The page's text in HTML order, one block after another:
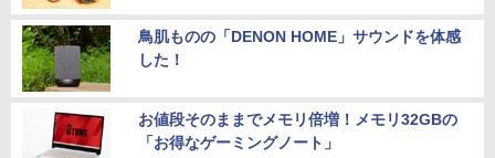
鳥肌ものの「DENON HOME」サウンドを体感
した！
お値段そのままでメモリ倍増！メモリ32GBの
「お得なゲーミングノート」